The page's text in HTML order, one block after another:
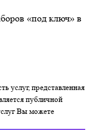
«под ключ» в
услуг, представленная
публичной
Вы можете